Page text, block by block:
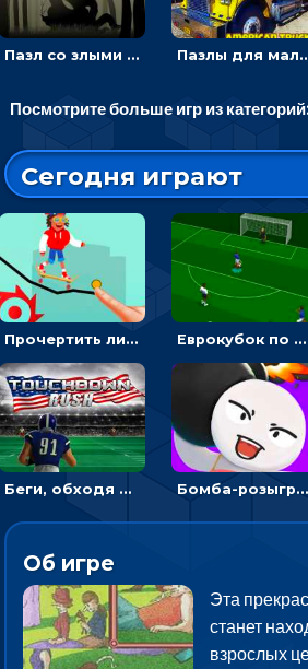
Пазл со злыми духами: собирать картинку по частям Пазлы для мальчиков с
Посмотрите больше игр из
Сегодня играют
Прочертить линию, чтобы проехать на скейте, через преграды к финишу - для мальчиков Еврокубок по футболу 2021 в 3D: пасуй мяч и бей по воротам соперника
Беги, обходя соперников и собирай бонусы - американский футбол Бомба-розыгрыш: передавай и беги – 3D гиперказуалка
Об игре
Эта
станет
взрослых